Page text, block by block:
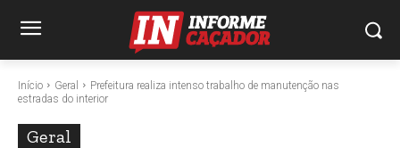
Início Geral
Prefeitura realiza intenso trabalho de manutenção nas
estradas do interior
Geral